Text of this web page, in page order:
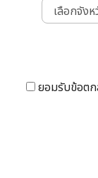
ยอมรับข้อตก